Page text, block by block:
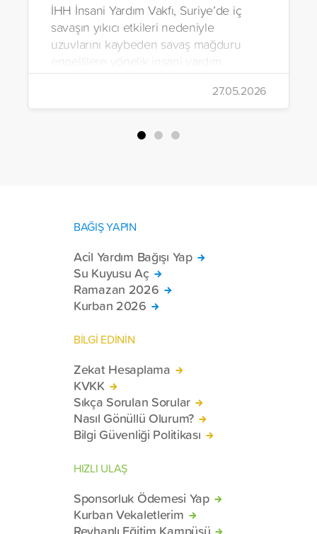
İHH İnsani Yardım Vakfı, Suriye’de iç
savaşın yıkıcı etkileri nedeniyle
uzuvlarını kaybeden savaş mağduru
engellilere yönelik insani yardım
çalışmalarını aralıksız sürdürüyor. Vakıf,
yürütülen son projeyle Suriye’nin Şam,
Halep, Hama, Humus ve İdlib
bölgelerinde zor şartlarda yaşayan
27.05.2026
BAĞIŞ YAPIN
Acil Yardım Bağışı Yap
Su Kuyusu Aç
Ramazan 2026
Kurban 2026
BİLGİ EDİNİN
Zekat Hesaplama
KVKK
Sıkça Sorulan Sorular
Nasıl Gönüllü Olurum?
Bilgi Güvenliği Politikası
HIZLI ULAŞ
Sponsorluk Ödemesi Yap
Kurban Vekaletlerim
Reyhanlı Eğitim Kampüsü